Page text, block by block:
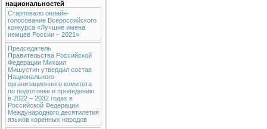
национальностей
Стартовало онлайн-
голосование Всероссийского
конкурса «Лучшие имена
немцев России – 2021»
Председатель
Правительства Российской
Федерации Михаил
Мишустин утвердил состав
Национального
организационного комитета
по подготовке и проведению
в 2022 – 2032 годах в
Российской Федерации
Международного десятилетия
языков коренных народов